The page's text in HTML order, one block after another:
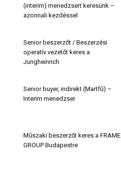
(interim) menedzsert keresünk –
azonnali kezdéssel
Senior beszerzőt / Beszerzési
operatív vezetőt keres a
Jungheinrich
Senior buyer, indirekt (Martfű) –
Interim menedzser
Műszaki beszerzőt keres a FRAME
GROUP Budapestre